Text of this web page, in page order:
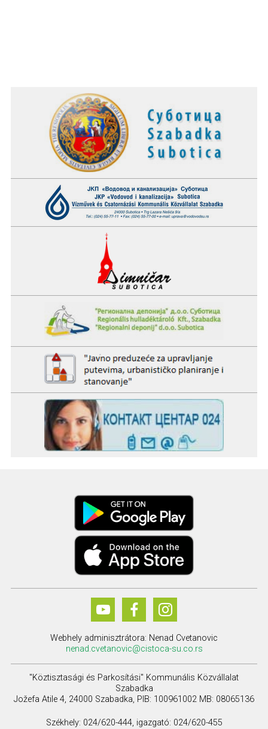
Webhely adminisztrátora: Nenad Cvetanovic
nenad.cvetanovic@cistoca-su.co.rs
"Köztisztasági és Parkosítási" Kommunális Közvállalat
Szabadka
Jožefa Atile 4, 24000 Szabadka, PIB: 100961002 MB: 08065136
Székhely: 024/620-444, igazgató: 024/620-455